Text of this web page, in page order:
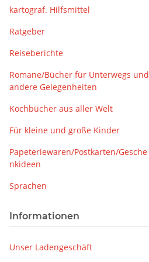
kartograf. Hilfsmittel
Ratgeber
Reiseberichte
Romane/Bücher für Unterwegs und
andere Gelegenheiten
Kochbücher aus aller Welt
Für kleine und große Kinder
Papeteriewaren/Postkarten/Gesche
nkideen
Sprachen
Informationen
Unser Ladengeschäft